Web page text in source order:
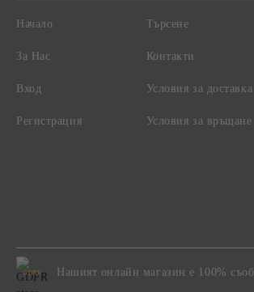
Начало
За Нас
Вход
Регистрация
Търсене
Контакти
Условия за доставка
Условия за връщане
GDPR Нашият онлайн магазин е 100%